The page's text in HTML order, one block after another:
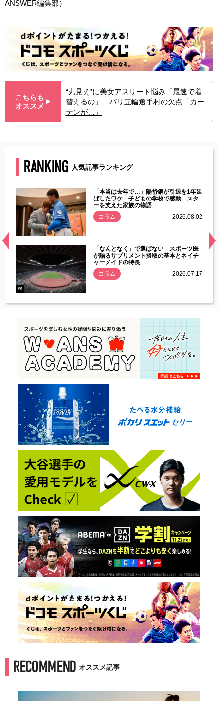
ANSWER編集部）
こちらも
オススメ ▶︎
“丸見え”に美女アスリート悩み「最速で着
替えるの」 パリ五輪選手村の欠点「カー
テンが…」
RANKING 人気記事ランキング
常
「本当は去年で…」陽岱鋼が引退を1年延
ばしたワケ 子どもの学校で感動…スタ
ーを支えた家族の物語
コラム
2026.08.02
PR
「なんとなく」で選ばない スポーツ医
が語るサプリメント摂取の基本とネイチ
ャーメイドの特長
コラム
2026.07.17
RECOMMEND オススメ記事